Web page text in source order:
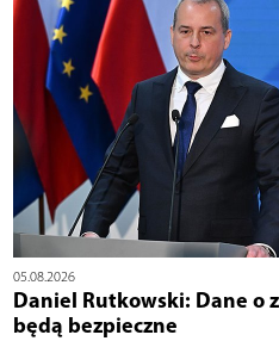
05.08.2026
Daniel Rutkowski: Dane o
będą bezpieczne